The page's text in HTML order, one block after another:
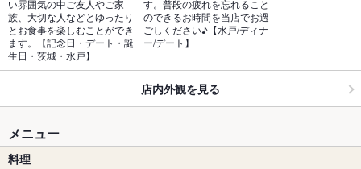
い雰囲気の中ご友人やご家
族、大切な人などとゆったり
とお食事を楽しむことができ
ます。【記念日・デート・誕
生日・茨城・水戸】
す。普段の疲れを忘れること
のできるお時間を当店でお過
ごしください♪【水戸/ディナ
ー/デート】
店内外観を見る
メニュー
料理